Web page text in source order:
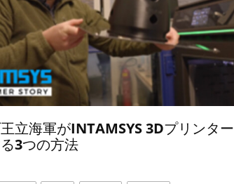
立海軍がINTAMSYS 3Dプリンター
3つの方法